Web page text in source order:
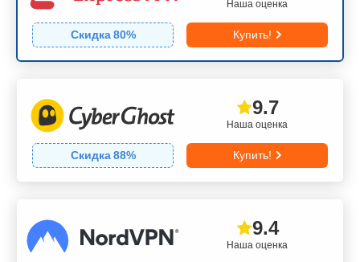
Наша оценка
Скидка 80% Купить!
Наша оценка
9.7
Скидка 88% Купить!
Наша оценка
9.4